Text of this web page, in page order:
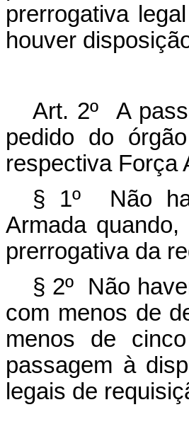
prerrogativa
houver
Art. 2º A
pedido do
respectiva Força
§ 1º Não
Armada
prerrogativa da
§ 2º Não
com menos de
menos de
passagem à
legais de